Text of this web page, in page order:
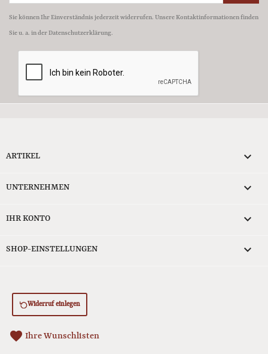
Sie können Ihr Einverständnis jederzeit widerrufen. Unsere Kontaktinformationen finden
Sie u. a. in der Datenschutzerklärung.
ARTIKEL 
UNTERNEHMEN 
IHR KONTO 
SHOP-EINSTELLUNGEN keyboard_arrow_down
Widerruf einlegen
favorite Ihre Wunschlisten